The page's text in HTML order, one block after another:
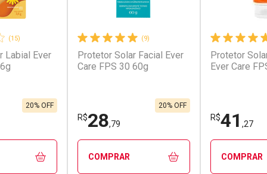
cada
cada
Ativar Desconto
Por R$ 123,20/cada
Por R$ 123,20/cada
Ativar
Por R$
Por R$
(15)
Labial Ever
20% OFF
(9)
Protetor Solar Facial Ever
Care FPS 30 60g
R$28,79
20% OFF
COMPRAR
Protetor
Ever Care
R$41 ,27
COMPRAR